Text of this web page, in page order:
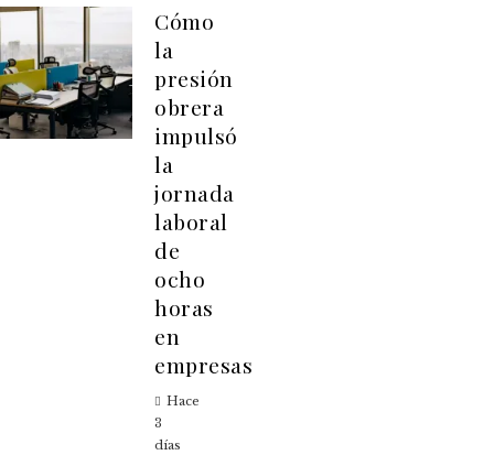
Cómo
la
presión
obrera
impulsó
la
jornada
laboral
de
ocho
horas
en
empresas
Hace
3
días